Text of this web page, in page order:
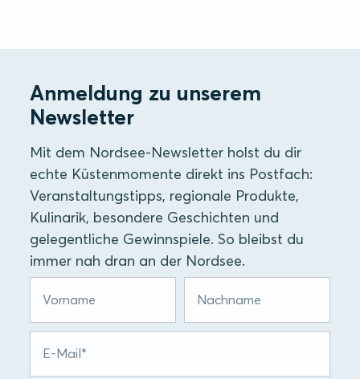
Anmeldung zu unserem
Newsletter
Mit dem Nordsee-Newsletter holst du dir
echte Küstenmomente direkt ins Postfach:
Veranstaltungstipps, regionale Produkte,
Kulinarik, besondere Geschichten und
gelegentliche Gewinnspiele. So bleibst du
immer nah dran an der Nordsee.